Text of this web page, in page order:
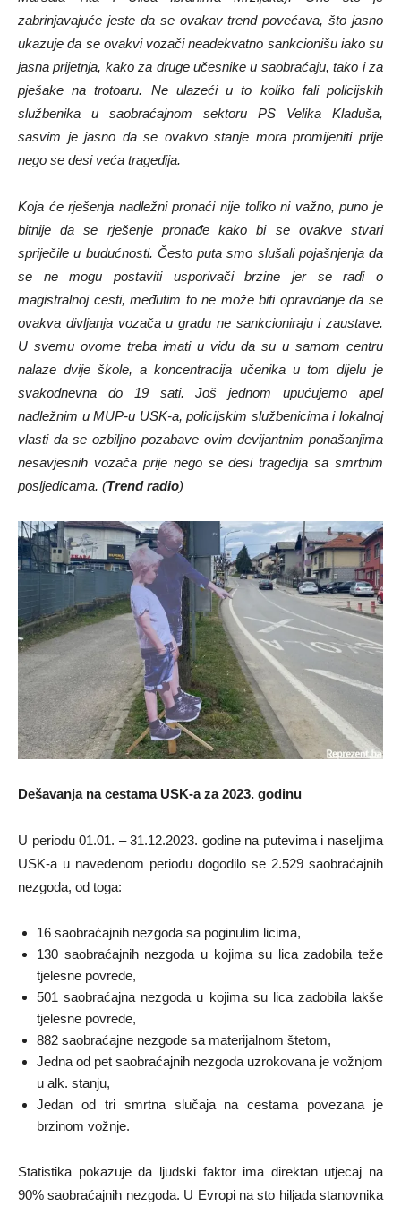
zabrinjavajuće jeste da se ovakav trend povećava, što jasno
ukazuje da se ovakvi vozači neadekvatno sankcionišu iako su
jasna prijetnja, kako za druge učesnike u saobraćaju, tako i za
pješake na trotoaru. Ne ulazeći u to koliko fali policijskih
službenika u saobraćajnom sektoru PS Velika Kladuša,
sasvim je jasno da se ovakvo stanje mora promijeniti prije
nego se desi veća tragedija.
Koja će rješenja nadležni pronaći nije toliko ni važno, puno je
bitnije da se rješenje pronađe kako bi se ovakve stvari
spriječile u budućnosti. Često puta smo slušali pojašnjenja da
se ne mogu postaviti usporivači brzine jer se radi o
magistralnoj cesti, međutim to ne može biti opravdanje da se
ovakva divljanja vozača u gradu ne sankcioniraju i zaustave.
U svemu ovome treba imati u vidu da su u samom centru
nalaze dvije škole, a koncentracija učenika u tom dijelu je
svakodnevna do 19 sati. Još jednom upućujemo apel
nadležnim u MUP-u USK-a, policijskim službenicima i lokalnoj
vlasti da se ozbiljno pozabave ovim devijantnim ponašanjima
nesavjesnih vozača prije nego se desi tragedija sa smrtnim
posljedicama. (Trend radio)
Dešavanja na cestama USK-a za 2023. godinu
U periodu 01.01. – 31.12.2023. godine na putevima i naseljima
USK-a u navedenom periodu dogodilo se 2.529 saobraćajnih
nezgoda, od toga:
16 saobraćajnih nezgoda sa poginulim licima,
130 saobraćajnih nezgoda u kojima su lica zadobila teže
tjelesne povrede,
501 saobraćajna nezgoda u kojima su lica zadobila lakše
tjelesne povrede,
882 saobraćajne nezgode sa materijalnom štetom,
Jedna od pet saobraćajnih nezgoda uzrokovana je vožnjom
u alk. stanju,
Jedan od tri smrtna slučaja na cestama povezana je
brzinom vožnje.
Statistika pokazuje da ljudski faktor ima direktan utjecaj na
90% saobraćajnih nezgoda. U Evropi na sto hiljada stanovnika